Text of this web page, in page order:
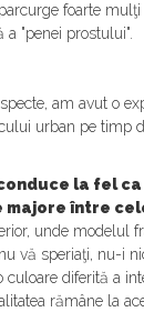
foarte
"penei prostului".
am avut o
urban pe timp
la fel ca
între
unde modelul
vă speriaţi, nu-i
culoare diferită a
rămâne la